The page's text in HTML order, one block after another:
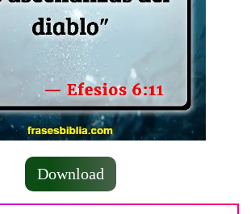
Download